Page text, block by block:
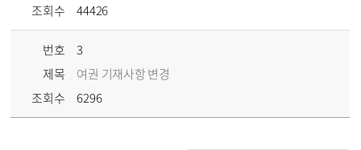
조회수
44426
번호
3
제목
여권 기재사항 변경
조회수
6296